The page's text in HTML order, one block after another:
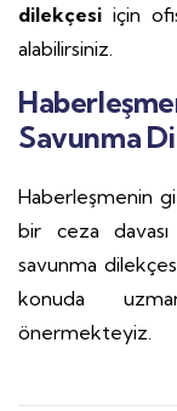
dilekçesi için
alabilirsiniz.
Savunma
Haberleşmenin
bir ceza davası
savunma
konuda
önermekteyiz.